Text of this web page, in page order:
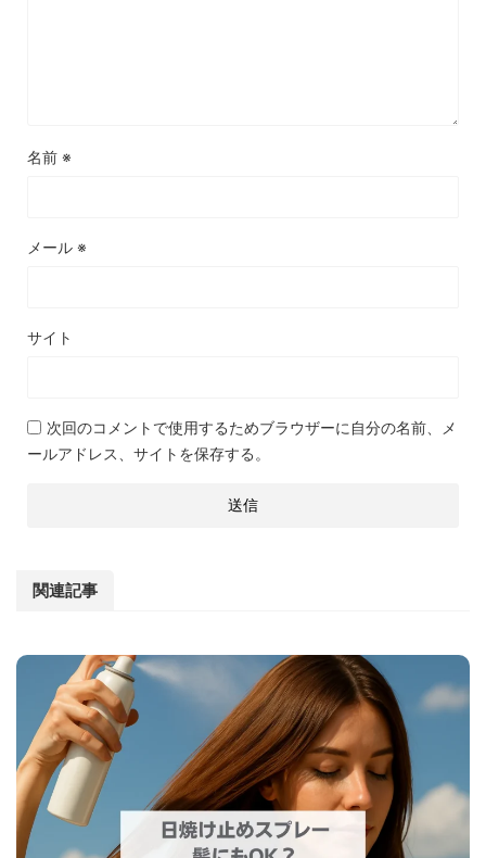
名前 ※
メール ※
サイト
次回のコメントで使用するためブラウザーに自分の名前、メ
ールアドレス、サイトを保存する。
関連記事